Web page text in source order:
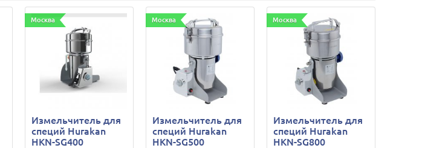
Москва
Измельчитель для
специй Hurakan
HKN-SG400
Москва
Измельчитель для
специй Hurakan
HKN-SG500
Москва
Измельчитель для
специй Hurakan
HKN-SG800